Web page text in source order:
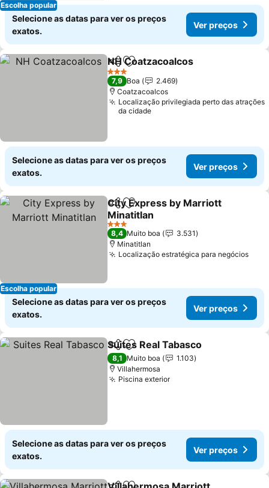
Escolha popular
Selecione as datas para ver os preços
exatos.
Ver preços
PartilharAdicionar aos favoritos
NH Coatzacoalcos
3 Estrelas
7,9 Boa
2.469
Coatzacoalcos
Localização privilegiada perto das atrações
da cidade
Selecione as datas para ver os preços
exatos.
Ver preços
Escolha popular
PartilharAdicionar aos favoritos
City Express by Marriott
Minatitlan
Ver preços
3 Estrelas
8,4 Muito boa
3.531
Minatitlan
Localização estratégica para negóciosVer
Selecione as datas para ver os preços
exatos.
Ver preços
PartilharAdicionar aos favoritos
Suites Real Tabasco
8,1 Muito boa
1.103
Villahermosa
Piscina exteriorVer preços
Selecione as datas para ver os preços
exatos.
Ver preços